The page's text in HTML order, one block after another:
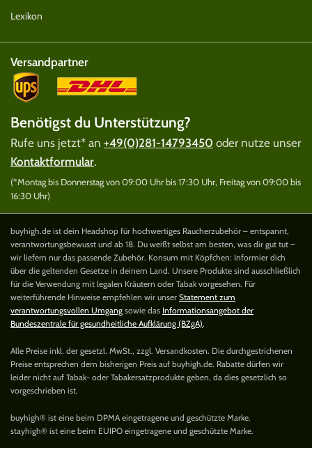
Lexikon
Versandpartner
Benötigst du Unterstützung?
Rufe uns jetzt* an +49(0)281-14793450 oder nutze unser
Kontaktformular.
(*Montag bis Donnerstag von 09:00 Uhr bis 17:30 Uhr, Freitag von 09:00 bis
16:30 Uhr)
buyhigh.de ist dein Headshop für hochwertiges Raucherzubehör – entspannt,
verantwortungsbewusst und ab 18. Du weißt selbst am besten, was dir gut tut –
wir liefern nur das passende Zubehör. Konsum mit Köpfchen: Informier dich
über die geltenden Gesetze in deinem Land. Unsere Produkte sind ausschließlich
für die Verwendung mit legalen Kräutern oder Tabak vorgesehen. Für
weiterführende Hinweise empfehlen wir unser Statement zum
verantwortungsvollen Umgang sowie das Informationsangebot der
Bundeszentrale für gesundheitliche Aufklärung (BZgA).
Alle Preise inkl. der gesetzl. MwSt., zzgl. Versandkosten. Die durchgestrichenen
Preise entsprechen dem bisherigen Preis auf buyhigh.de. Rabatte dürfen wir
leider nicht auf Tabak- oder Tabakersatzprodukte geben, da dies gesetzlich so
vorgeschrieben ist.
buyhigh® ist eine beim DPMA eingetragene und geschützte Marke.
stayhigh® ist eine beim EUIPO eingetragene und geschützte Marke.